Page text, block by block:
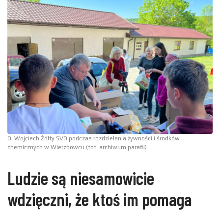
O. Wojciech Żółty SVD podczas rozdzielania żywności i środków
chemicznych w Wierzbowcu (fot. archiwum parafii)
Ludzie są niesamowicie
wdzięczni, że ktoś im pomaga